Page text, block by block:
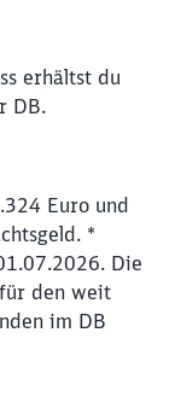
erhältst du
DB.
Euro und
*
Die
den weit
im DB